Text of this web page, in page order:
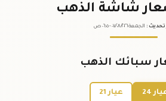
شاشة الذهب
تحديث : الجمعة ٠٧ /٠٨/٢٠٢٦ - ٠٦:٠٥ ص
سبائك الذهب
24 عيار 21